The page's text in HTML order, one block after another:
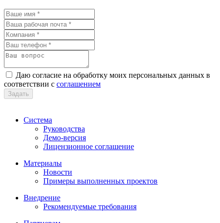
Даю согласие на обработку моих персональных данных в
соответствии с соглашением
Задать
Система
Руководства
Демо-версия
Лицензионное соглашение
Материалы
Новости
Примеры выполненных проектов
Внедрение
Рекомендуемые требования